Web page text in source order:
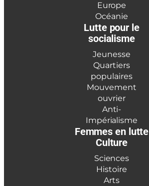
Europe
Océanie
Lutte pour le
socialisme
Jeunesse
Quartiers
populaires
Mouvement
ouvrier
Anti-
Impérialisme
Femmes en lutte
Culture
Sciences
Histoire
Arts